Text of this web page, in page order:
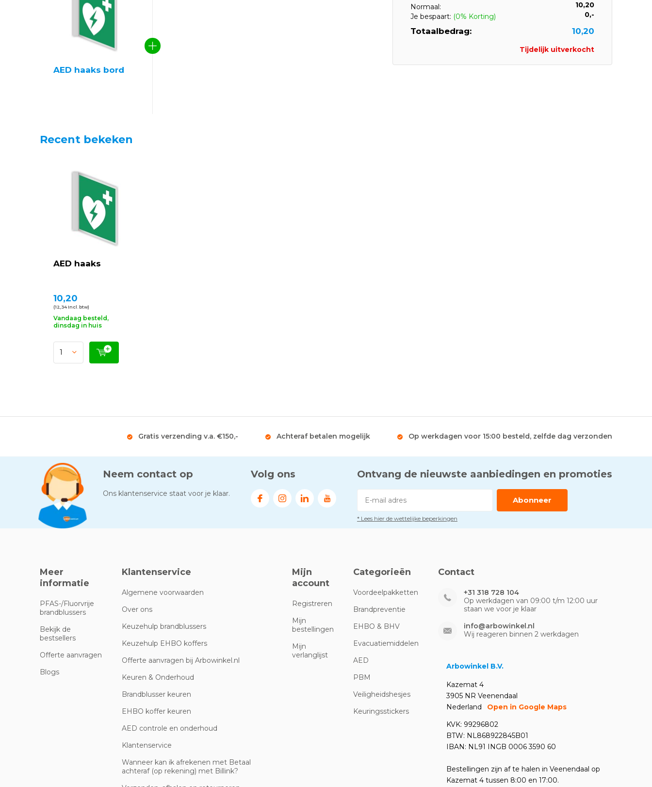
AED haaks bord
Normaal:
10,20
Je bespaart: (0% Korting) 0,-
Totaalbedrag: 10,20
Tijdelijk uitverkocht
Recent bekeken
AED haaks
10,20
(12,34 Incl. btw)
Vandaag besteld,
dinsdag in huis
Gratis verzending v.a. €150,- Achteraf betalen mogelijk Op werkdagen voor 15:00 besteld, zelfde dag verzonden
Neem contact op
Ons klantenservice staat voor je klaar.
Volg ons Ontvang de nieuwste aanbiedingen en promoties
Abonneer
* Lees hier de wettelijke beperkingen
Meer
informatie
PFAS-/Fluorvrije
brandblussers
Bekijk de
bestsellers
Offerte aanvragen
Blogs
Klantenservice
Algemene voorwaarden
Over ons
Keuzehulp brandblussers
Keuzehulp EHBO koffers
Offerte aanvragen bij Arbowinkel.nl
Keuren & Onderhoud
Brandblusser keuren
EHBO koffer keuren
AED controle en onderhoud
Klantenservice
Wanneer kan ik afrekenen met Betaal
achteraf (op rekening) met Billink?
Mijn
account
Registreren
Mijn
bestellingen
Mijn
verlanglijst
Categorieën
Voordeelpakketten
Brandpreventie
EHBO & BHV
Evacuatiemiddelen
AED
PBM
Veiligheidshesjes
Keuringsstickers
Contact
+31 318 728 104
Op werkdagen van 09:00 t/m 12:00 uur
staan we voor je klaar
info@arbowinkel.nl
Wij reageren binnen 2 werkdagen
Arbowinkel B.V.
Kazemat 4
3905 NR Veenendaal
Nederland
Open in Google Maps
KVK: 99296802
BTW: NL868922845B01
IBAN: NL91 INGB 0006 3590 60
Bestellingen zijn af te halen in Veenendaal op
Kazemat 4 tussen 8:00 en 17:00.